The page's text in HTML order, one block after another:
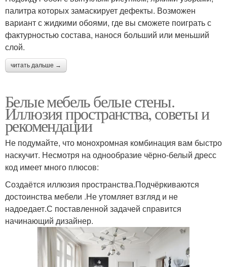
палитра которых замаскирует дефекты. Возможен
вариант с жидкими обоями, где вы сможете поиграть с
фактурностью состава, нанося больший или меньший
слой.
читать дальше →
Белые мебель белые стены.
Иллюзия пространства, советы и
рекомендации
Не подумайте, что монохромная комбинация вам быстро
наскучит. Несмотря на однообразие чёрно-белый дресс
код имеет много плюсов:
Создаётся иллюзия пространства.Подчёркиваются
достоинства мебели .Не утомляет взгляд и не
надоедает.С поставленной задачей справится
начинающий дизайнер.